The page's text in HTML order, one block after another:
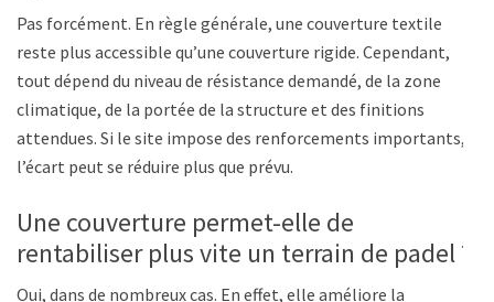
Pas forcément. En règle générale, une couverture textile
reste plus accessible qu’une couverture rigide. Cependant,
tout dépend du niveau de résistance demandé, de la zone
climatique, de la portée de la structure et des finitions
attendues. Si le site impose des renforcements importants,
l’écart peut se réduire plus que prévu.
Une couverture permet-elle de
rentabiliser plus vite un terrain de padel ?
Oui, dans de nombreux cas. En effet, elle améliore la